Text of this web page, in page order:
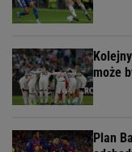
może
Plan